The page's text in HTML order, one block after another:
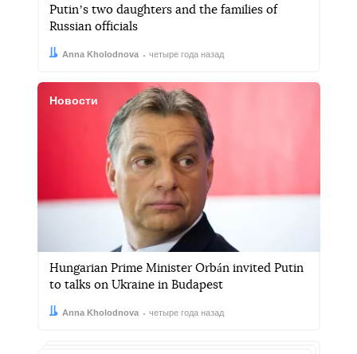
Putinʼs two daughters and the families of
Russian officials
Автор:
Anna Kholodnova
Дата: четыре года назад
Новости
Hungarian Prime Minister Orbán invited Putin
to talks on Ukraine in Budapest
Автор:
Anna Kholodnova
Дата: четыре года назад